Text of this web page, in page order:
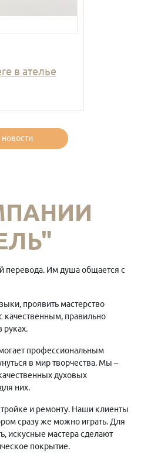
в ателье
новости
перевода. Им душа общается с
проявить мастерство
правильно
руках.
профессиональным
в мир творчества. Мы –
духовых
них.
и ремонту. Наши клиенты
сразу же можно играть. Для
искусные мастера сделают
покрытие.